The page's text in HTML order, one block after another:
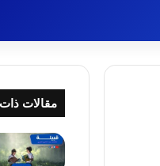
مقالات